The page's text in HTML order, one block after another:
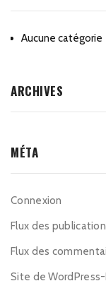
Aucune catégorie
ARCHIVES
MÉTA
Connexion
Flux des
Flux des
Site de WordPress-